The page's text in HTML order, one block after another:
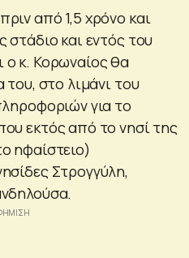
από 1,5 χρόνο και
στάδιο και εντός του
ο κ. Κορωναίος θα
του, στο λιμάνι του
για το
εκτός από το νησί της
ηφαίστειο)
Στρογγύλη,